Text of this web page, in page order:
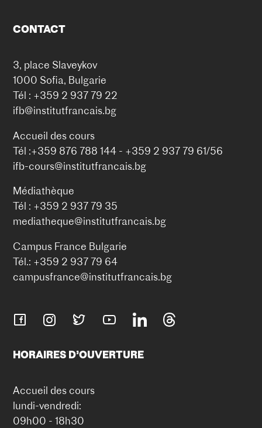
CONTACT
3, place Slaveykov
1000 Sofia, Bulgarie
Tél : +359 2 937 79 22
ifb@institutfrancais.bg
Accueil des cours
Tél :+359 876 788 144 - +359 2 937 79 61/56
ifb-cours@institutfrancais.bg
Médiathèque
Tél : +359 2 937 79 35
mediatheque@institutfrancais.bg
Campus France Bulgarie
Tél.: +359 2 937 79 64
campusfrance@institutfrancais.bg
HORAIRES D’OUVERTURE
Accueil des cours
lundi-vendredi:
09h00 - 18h30